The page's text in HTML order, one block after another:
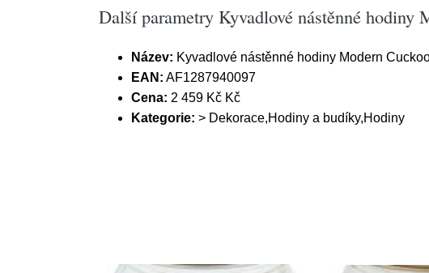
Další parametry Kyvadlové nástěnné hodiny
Název: Kyvadlové nástěnné hodiny Modern
EAN: AF1287940097
Cena: 2 459 Kč Kč
Kategorie: > Dekorace,Hodiny a budíky,Hodiny